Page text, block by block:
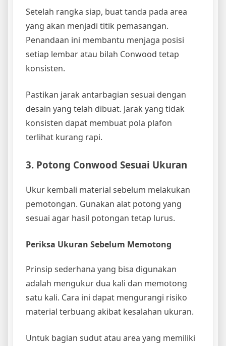
Setelah rangka siap, buat tanda pada area
yang akan menjadi titik pemasangan.
Penandaan ini membantu menjaga posisi
setiap lembar atau bilah Conwood tetap
konsisten.
Pastikan jarak antarbagian sesuai dengan
desain yang telah dibuat. Jarak yang tidak
konsisten dapat membuat pola plafon
terlihat kurang rapi.
3. Potong Conwood Sesuai Ukuran
Ukur kembali material sebelum melakukan
pemotongan. Gunakan alat potong yang
sesuai agar hasil potongan tetap lurus.
Periksa Ukuran Sebelum Memotong
Prinsip sederhana yang bisa digunakan
adalah mengukur dua kali dan memotong
satu kali. Cara ini dapat mengurangi risiko
material terbuang akibat kesalahan ukuran.
Untuk bagian sudut atau area yang memiliki